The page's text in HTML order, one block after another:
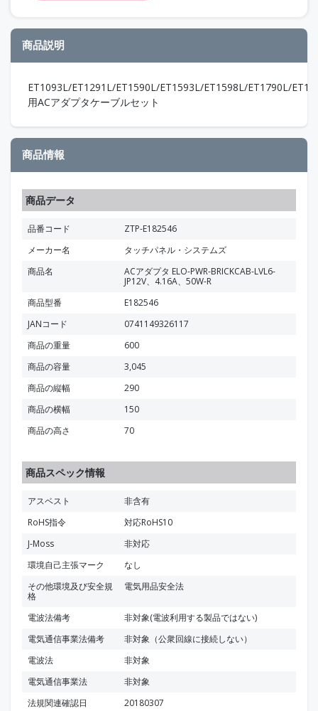
商品説明
ET1093L/ET1291L/ET1590L/ET1593L/ET1598L/ET1790L/
用ACアダプタケーブルセット
商品情報
商品データ
品番コード
ZTP-E182546
メーカー名
タッチパネル・システムズ
商品名
ACアダプタ ELO-PWR-BRICKCAB-LVL6-
JP12V、4.16A、50W-R
商品型番
E182546
JANコード
0741149326117
商品の重量
600
商品の容量
3,045
商品の縦幅
290
商品の横幅
150
商品の高さ
70
商品スペック情報
アスベスト
非含有
RoHS指令
対応RoHS10
J-Moss
非対応
環境自己主張マーク
なし
その他環境及び安全規
格
電気用品安全法
電波法備考
非対象(電波利用する製品ではない)
電気通信事業法備考
非対象（公衆回線に接続しない）
電波法
非対象
電気通信事業法
非対象
法規関連確認日
20180307